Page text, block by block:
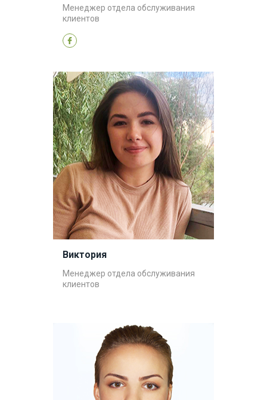
Менеджер отдела обслуживания
клиентов
Виктория
Менеджер отдела обслуживания
клиентов